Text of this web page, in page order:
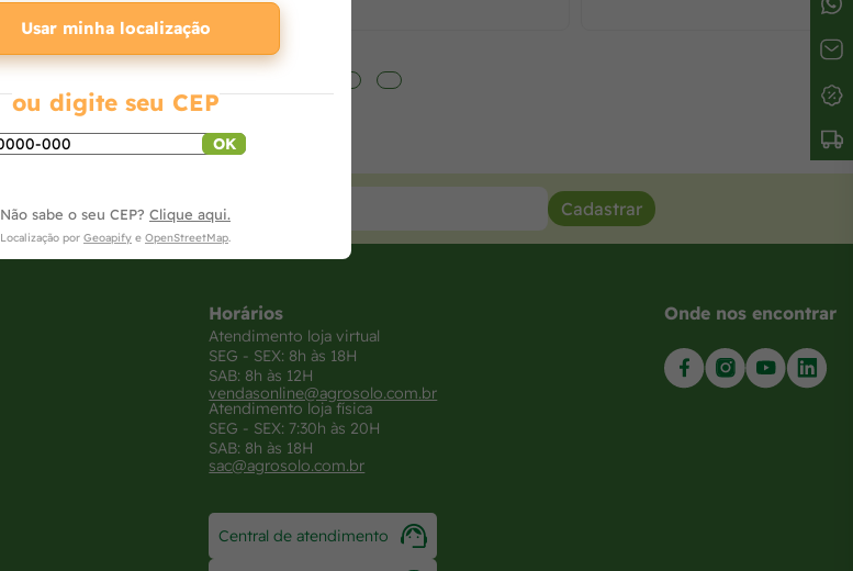
Cadastrar
Horários
Atendimento loja virtual
SEG - SEX: 8h às 18H
SAB: 8h às 12H
vendasonline@agrosolo.com.br
Atendimento loja física
SEG - SEX: 7:30h às 20H
SAB: 8h às 18H
sac@agrosolo.com.br
Central de atendimento
Onde nos encontrar
Usar minha localização
ou digite seu CEP
OK
Não sabe o seu CEP? Clique aqui.
Localização por Geoapify e OpenStreetMap